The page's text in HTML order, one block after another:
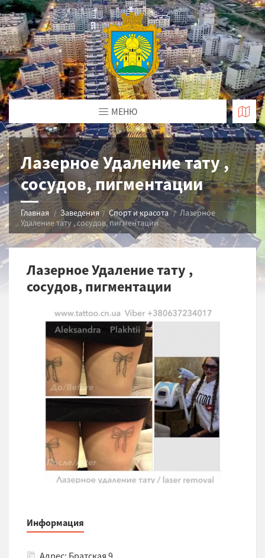
МЕНЮ
Лазерное Удаление тату ,
сосудов, пигментации
Главная Заведения Спорт и красота
Лазерное
Удаление тату , сосудов, пигментации
Лазерное Удаление тату ,
сосудов, пигментации
Информация
Адрес: Братская 9